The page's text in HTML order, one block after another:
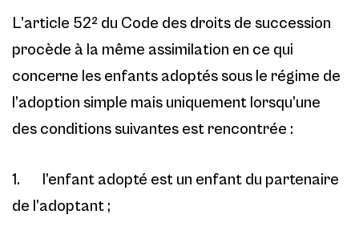
L’article 52² du Code des droits de succession
procède à la même assimilation en ce qui
concerne les enfants adoptés sous le régime de
l’adoption simple mais uniquement lorsqu’une
des conditions suivantes est rencontrée :
1. l’enfant adopté est un enfant du partenaire
de l’adoptant ;